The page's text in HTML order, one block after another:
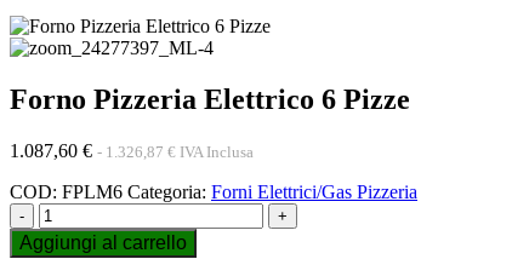
Forno Pizzeria Elettrico 6 Pizze
1.087,60 € - 1.326,87 € IVA Inclusa
COD: FPLM6 Categoria: Forni Elettrici/Gas Pizzeria
- +
Aggiungi al carrello